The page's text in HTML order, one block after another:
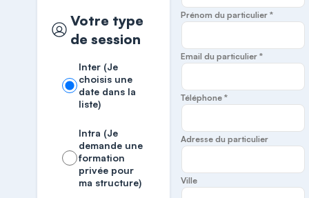
Votre type
de session
Inter (Je
choisis une
date dans la
liste)
Intra (Je
demande une
formation
privée pour
ma structure)
Prénom du particulier *
Email du particulier *
Téléphone *
Adresse du particulier
Ville